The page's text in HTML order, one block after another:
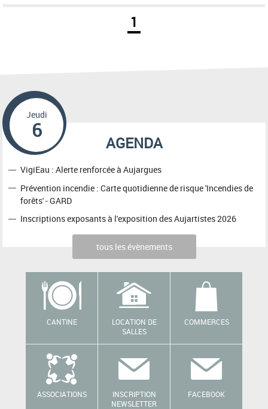
1
AGENDA
Jeudi
6
VigiEau : Alerte renforcée à Aujargues
Prévention incendie : Carte quotidienne de risque 'Incendies de
forêts' - GARD
Inscriptions exposants à l'exposition des Aujartistes 2026
tous les évènements
CANTINE
LOCATION DE
SALLES
COMMERCES
ASSOCIATIONS
INSCRIPTION
NEWSLETTER
FACEBOOK